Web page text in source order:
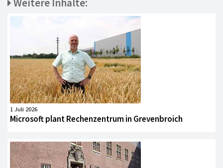
1 Juli 2026
Microsoft plant Rechenzentrum in Grevenbroich